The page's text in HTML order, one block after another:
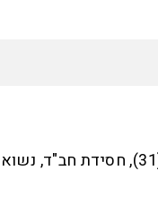
"תמיד חלמתי להיות בצבא, אבל כאישה חרדית זה נראה לי חלום